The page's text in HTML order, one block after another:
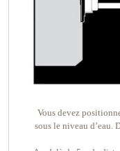
Vous devez
sous le niveau d’eau.